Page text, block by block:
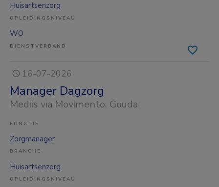
Huisartsenzorg
OPLEIDINGSNIVEAU
WO
DIENSTVERBAND
16-07-2026
Manager Dagzorg
Mediis via Movimento, Gouda
FUNCTIE
Zorgmanager
BRANCHE
Huisartsenzorg
OPLEIDINGSNIVEAU